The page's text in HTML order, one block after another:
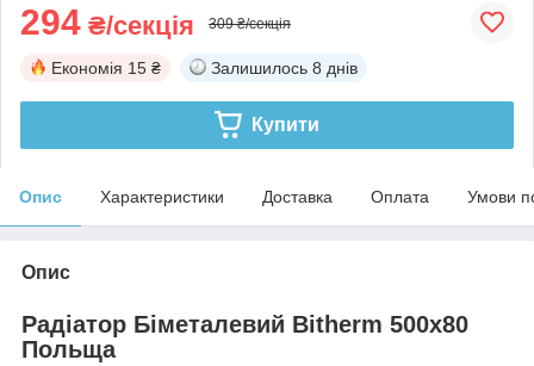
294 ₴/секція 309 ₴/секція
Економія 15 ₴ Залишилось 8 днів
Купити
Опис Характеристики Доставка Оплата Умови
Опис
Радіатор Біметалевий Bitherm 500x80
Польща